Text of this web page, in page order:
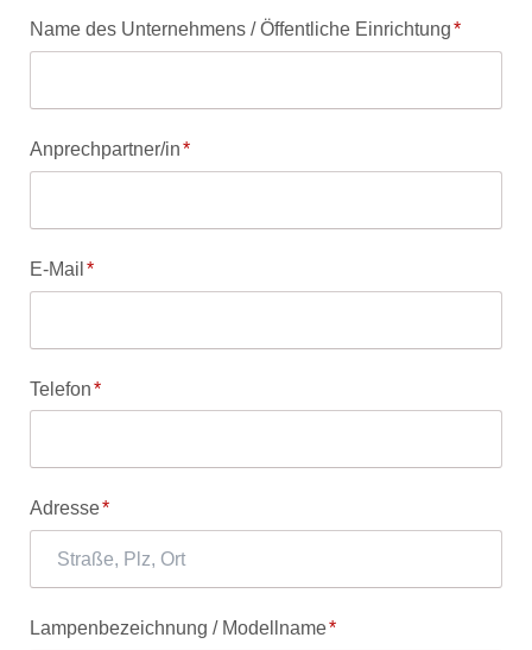
Pflichtfeld
Name des Unternehmens / Öffentliche Einrichtung*
Pflichtfeld
Anprechpartner/in*
Pflichtfeld
E-Mail*
Pflichtfeld
Telefon*
Pflichtfeld
Adresse*
Pflichtfeld
Lampenbezeichnung / Modellname*